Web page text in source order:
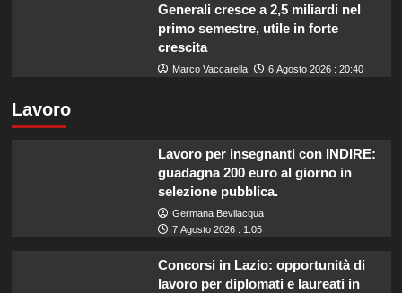
Generali cresce a 2,5 miliardi nel
primo semestre, utile in forte
crescita
Marco Vaccarella 6 Agosto 2026 : 20:40
Lavoro
Lavoro per insegnanti con INDIRE:
guadagna 200 euro al giorno in
selezione pubblica.
Germana Bevilacqua
7 Agosto 2026 : 1:05
Concorsi in Lazio: opportunità di
lavoro per diplomati e laureati in